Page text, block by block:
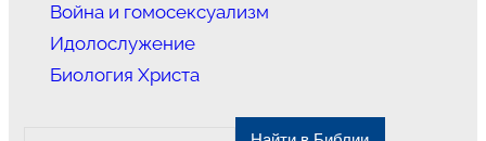
Война и гомосексуализм
Идолослужение
Биология Христа